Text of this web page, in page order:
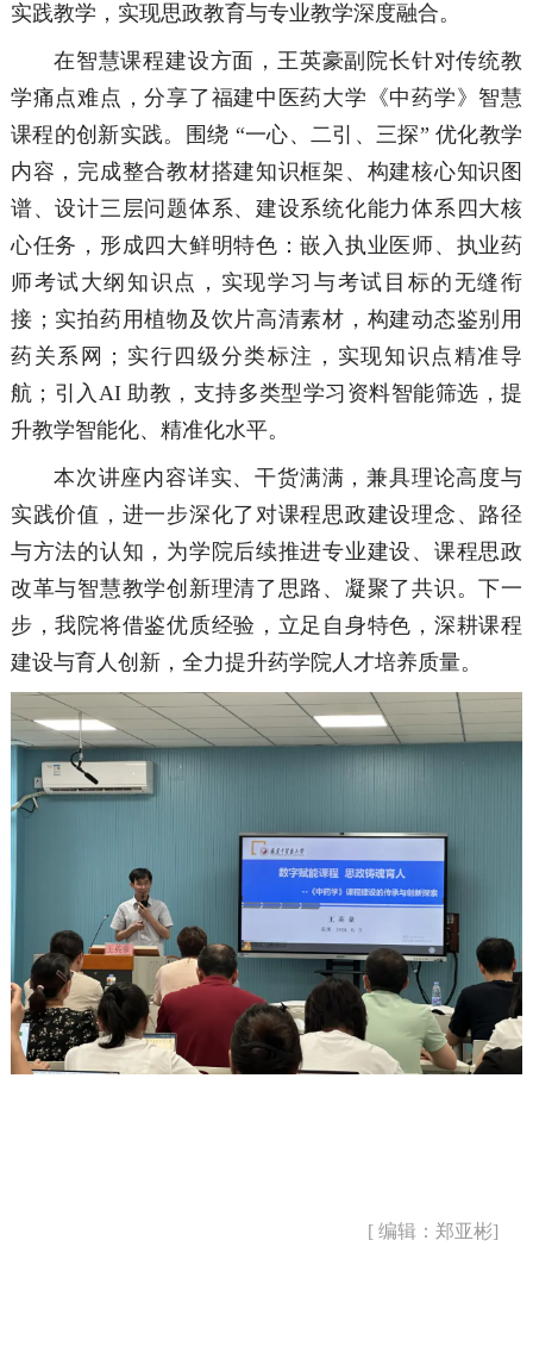
实践教学，实现思政教育与专业教学深度融合。
在智慧课程建设方面，王英豪副院长针对传统教
学痛点难点，分享了福建中医药大学《中药学》智慧
课程的创新实践。围绕 “一心、二引、三探” 优化教学
内容，完成整合教材搭建知识框架、构建核心知识图
谱、设计三层问题体系、建设系统化能力体系四大核
心任务，形成四大鲜明特色：嵌入执业医师、执业药
师考试大纲知识点，实现学习与考试目标的无缝衔
接；实拍药用植物及饮片高清素材，构建动态鉴别用
药关系网；实行四级分类标注，实现知识点精准导
航；引入AI 助教，支持多类型学习资料智能筛选，提
升教学智能化、精准化水平。
本次讲座内容详实、干货满满，兼具理论高度与
实践价值，进一步深化了对课程思政建设理念、路径
与方法的认知，为学院后续推进专业建设、课程思政
改革与智慧教学创新理清了思路、凝聚了共识。下一
步，我院将借鉴优质经验，立足自身特色，深耕课程
建设与育人创新，全力提升药学院人才培养质量。
[ 编辑：郑亚彬]